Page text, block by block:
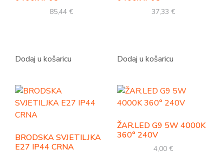
85,44 €
Dodaj u košaricu
37,33 €
Dodaj u košaricu
BRODSKA SVJETILJKA
E27 IP44 CRNA
ŽAR.LED G9 5W 4000K
360° 240V
4,00 €